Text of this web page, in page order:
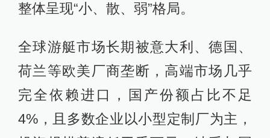
整体呈现“小、散、弱”格局。
全球游艇市场长期被意大利、德国、
荷兰等欧美厂商垄断，高端市场几乎
完全依赖进口，国产份额占比不足
4%，且多数企业以小型定制厂为主，